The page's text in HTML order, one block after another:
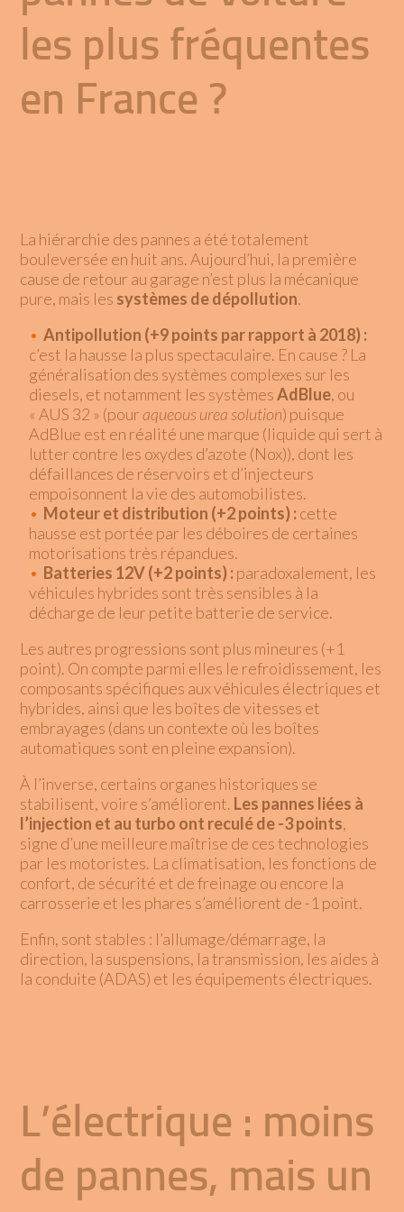
les plus fréquentes
en France ?
La hiérarchie des pannes a été totalement
bouleversée en huit ans. Aujourd’hui, la première
cause de retour au garage n’est plus la mécanique
pure, mais les systèmes de dépollution.
Antipollution (+9 points par rapport à 2018) :
c’est la hausse la plus spectaculaire. En cause ? La
généralisation des systèmes complexes sur les
diesels, et notamment les systèmesAdBlue, ou
« AUS 32 » (pouraqueous urea solution) puisque
AdBlue est en réalité une marque (liquide qui sert à
lutter contre les oxydes d’azote (Nox)), dont les
défaillances de réservoirs et d’injecteurs
empoisonnent la vie des automobilistes.
Moteur et distribution (+2 points) : cette
hausse est portée par les déboires de certaines
motorisations très répandues.
Batteries 12V (+2 points) : paradoxalement, les
véhicules hybrides sont très sensibles à la
décharge de leur petite batterie de service.
Les autres progressions sont plus mineures (+1
point). On compte parmi elles le refroidissement, les
composants spécifiques aux véhicules électriques et
hybrides, ainsi que les boîtes de vitesses et
embrayages (dans un contexte où les boîtes
automatiques sont en pleine expansion).
À l’inverse, certains organes historiques se
stabilisent, voire s’améliorent. Les pannes liées à
l’injection et au turbo ont reculé de -3 points,
signe d’une meilleure maîtrise de ces technologies
par les motoristes. La climatisation, les fonctions de
confort, de sécurité et de freinage ou encore la
carrosserie et les phares s’améliorent de -1 point.
Enfin, sont stables : l’allumage/démarrage, la
direction, la suspensions, la transmission, les aides à
la conduite (ADAS) et les équipements électriques.
L’électrique : moins
de pannes, mais un